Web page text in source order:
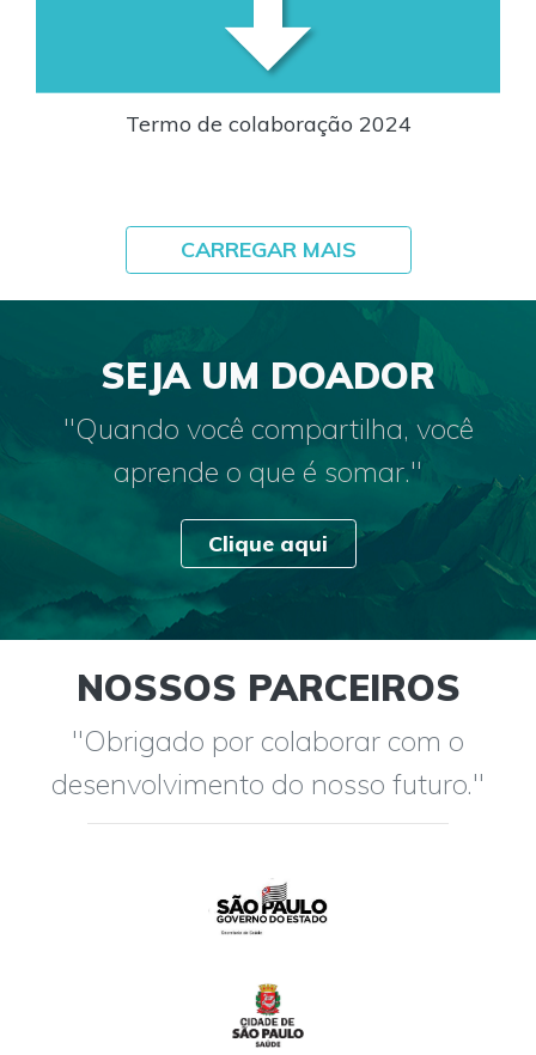
Termo de colaboração 2024
CARREGAR MAIS
SEJA UM DOADOR
"Quando você compartilha, você
aprende o que é somar."
Clique aqui
NOSSOS PARCEIROS
"Obrigado por colaborar com o
desenvolvimento do nosso futuro."